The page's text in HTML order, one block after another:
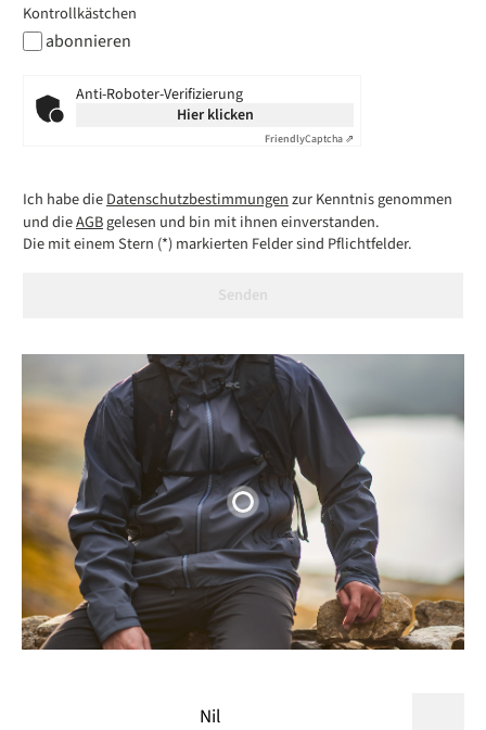
Kontrollkästchen
abonnieren
Anti-Roboter-Verifizierung
Hier klicken
FriendlyCaptcha ⇗
Ich habe dieDatenschutzbestimmungenzur Kenntnis genommen
und dieAGBgelesen und bin mit ihnen einverstanden.
Die mit einem Stern (*) markierten Felder sind Pflichtfelder.
Senden
Nil